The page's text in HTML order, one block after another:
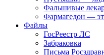
Фальшивые
Фармагедон —
Файлы
ГосРеестр ЛС
Забраковка
Письма